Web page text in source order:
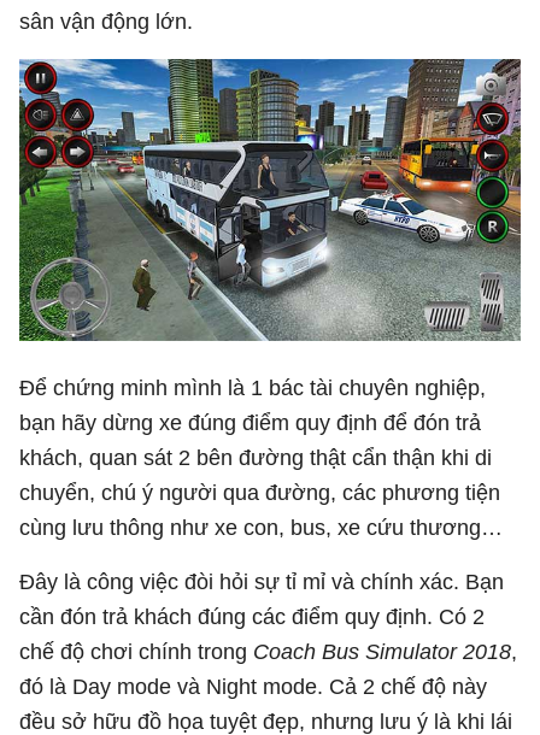
sân vận động lớn.
Để chứng minh mình là 1 bác tài chuyên nghiệp,
bạn hãy dừng xe đúng điểm quy định để đón trả
khách, quan sát 2 bên đường thật cẩn thận khi di
chuyển, chú ý người qua đường, các phương tiện
cùng lưu thông như xe con, bus, xe cứu thương…
Đây là công việc đòi hỏi sự tỉ mỉ và chính xác. Bạn
cần đón trả khách đúng các điểm quy định. Có 2
chế độ chơi chính trong Coach Bus Simulator 2018,
đó là Day mode và Night mode. Cả 2 chế độ này
đều sở hữu đồ họa tuyệt đẹp, nhưng lưu ý là khi lái